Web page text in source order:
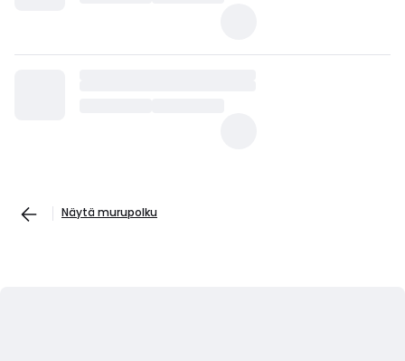
Näytä murupolku